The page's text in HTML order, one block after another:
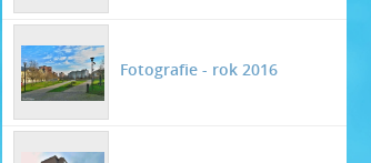
Fotografie - rok 2016